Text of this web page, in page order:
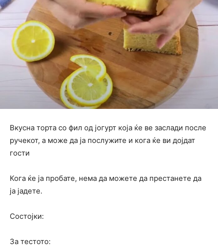
Вкусна торта со фил од јогурт која ќе ве заслади после
ручекот, а може да ја послужите и кога ќе ви дојдат
гости
Кога ќе ја пробате, нема да можете да престанете да
ја јадете.
Состојки:
За тестото: